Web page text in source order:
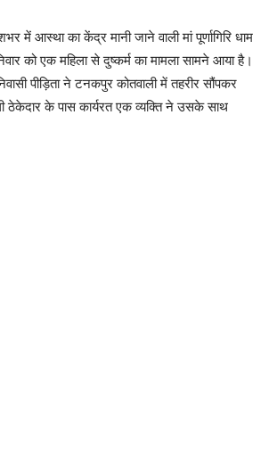
में आस्था का केंद्र मानी जाने वाली मां पूर्णागिरि धाम
को एक महिला से दुष्कर्म का मामला सामने आया है।
पीड़िता ने टनकपुर कोतवाली में तहरीर सौंपकर
ठेकेदार के पास कार्यरत एक व्यक्ति ने उसके साथ